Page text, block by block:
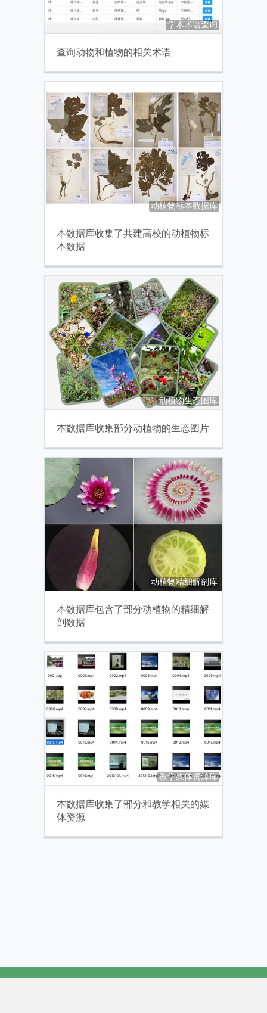
学术术语查询
查询动物和植物的相关术语
动植物标本数据库
本数据库收集了共建高校的动植物标
本数据
动植物生态图库
本数据库收集部分动植物的生态图片
动植物精细解剖库
本数据库包含了部分动植物的精细解
剖数据
教学媒体资源库
本数据库收集了部分和教学相关的媒
体资源